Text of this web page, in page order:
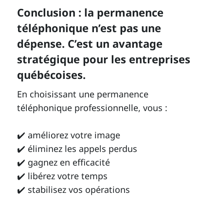
Conclusion : la permanence
téléphonique n’est pas une
dépense. C’est un avantage
stratégique pour les entreprises
québécoises.
En choisissant une permanence
téléphonique professionnelle, vous :
✔️ améliorez votre image
✔️ éliminez les appels perdus
✔️ gagnez en efficacité
✔️ libérez votre temps
✔️ stabilisez vos opérations